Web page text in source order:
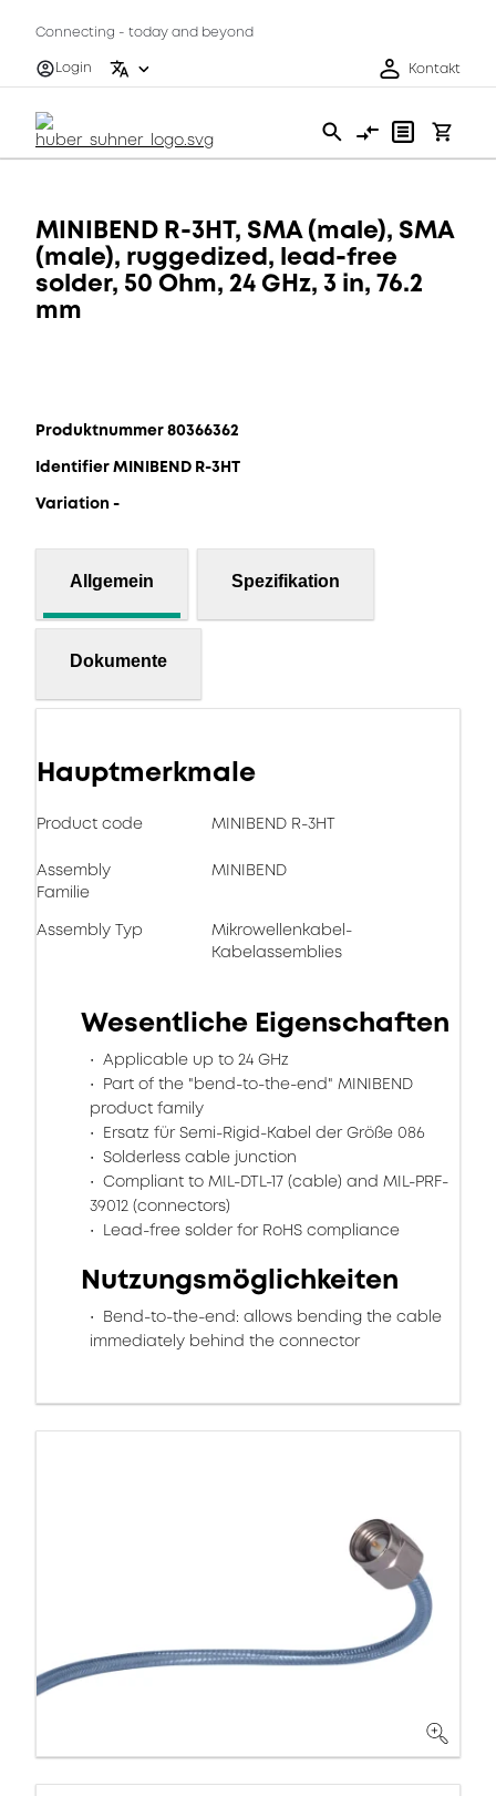
Connecting - today and beyond
Login
Kontakt
MINIBEND R-3HT, SMA (male), SMA
(male), ruggedized, lead-free
solder, 50 Ohm, 24 GHz, 3 in, 76.2
mm
Produktnummer 80366362
Identifier MINIBEND R-3HT
Variation -
Allgemein Spezifikation
Dokumente
Hauptmerkmale
Product code MINIBEND R-3HT
Assembly
Familie
MINIBEND
Assembly Typ
Mikrowellenkabel-
Kabelassemblies
Wesentliche Eigenschaften
Applicable up to 24 GHz
Part of the "bend-to-the-end" MINIBEND
product family
Ersatz für Semi-Rigid-Kabel der Größe 086
Solderless cable junction
Compliant to MIL-DTL-17 (cable) and MIL-PRF-
39012 (connectors)
Lead-free solder for RoHS compliance
Nutzungsmöglichkeiten
Bend-to-the-end: allows bending the cable
immediately behind the connector